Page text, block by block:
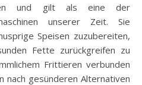
und gilt als eine der
unserer Zeit. Sie
Speisen zuzubereiten,
Fette zurückgreifen zu
Frittieren verbunden
nach gesünderen Alternativen